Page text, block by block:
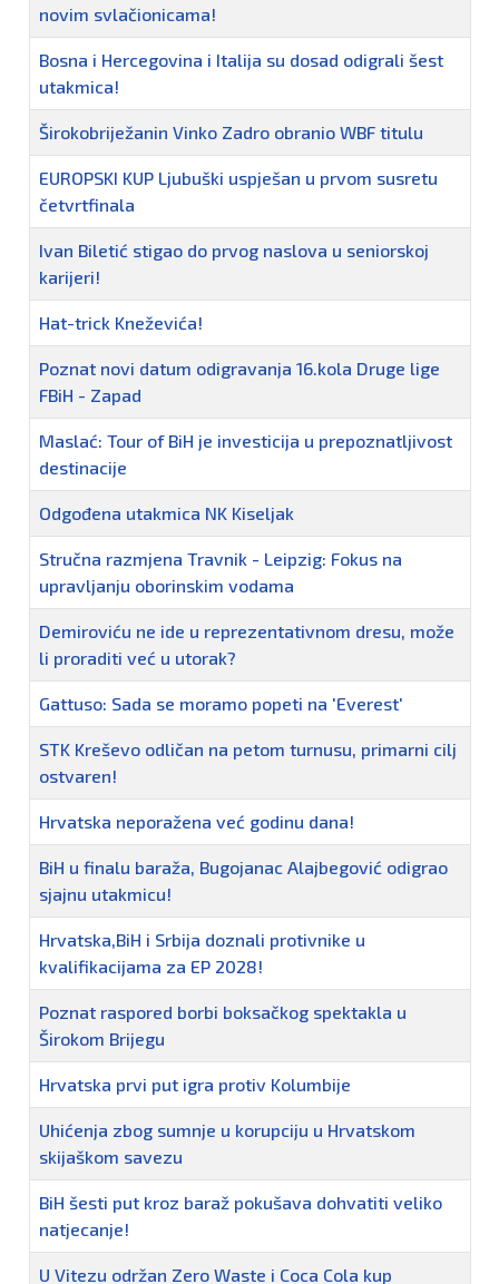
novim svlačionicama!
Bosna i Hercegovina i Italija su dosad odigrali šest
utakmica!
Širokobriježanin Vinko Zadro obranio WBF titulu
EUROPSKI KUP Ljubuški uspješan u prvom susretu
četvrtfinala
Ivan Biletić stigao do prvog naslova u seniorskoj
karijeri!
Hat-trick Kneževića!
Poznat novi datum odigravanja 16.kola Druge lige
FBiH - Zapad
Maslać: Tour of BiH je investicija u prepoznatljivost
destinacije
Odgođena utakmica NK Kiseljak
Stručna razmjena Travnik - Leipzig: Fokus na
upravljanju oborinskim vodama
Demiroviću ne ide u reprezentativnom dresu, može
li proraditi već u utorak?
Gattuso: Sada se moramo popeti na 'Everest'
STK Kreševo odličan na petom turnusu, primarni cilj
ostvaren!
Hrvatska neporažena već godinu dana!
BiH u finalu baraža, Bugojanac Alajbegović odigrao
sjajnu utakmicu!
Hrvatska,BiH i Srbija doznali protivnike u
kvalifikacijama za EP 2028!
Poznat raspored borbi boksačkog spektakla u
Širokom Brijegu
Hrvatska prvi put igra protiv Kolumbije
Uhićenja zbog sumnje u korupciju u Hrvatskom
skijaškom savezu
BiH šesti put kroz baraž pokušava dohvatiti veliko
natjecanje!
U Vitezu održan Zero Waste i Coca Cola kup